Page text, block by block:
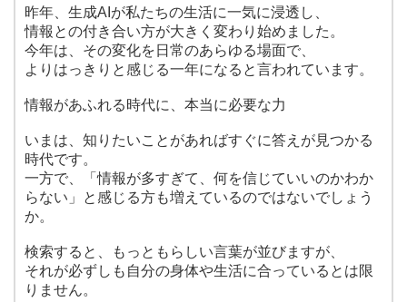
昨年、生成AIが私たちの生活に一気に浸透し、
情報との付き合い方が大きく変わり始めました。
今年は、その変化を日常のあらゆる場面で、
よりはっきりと感じる一年になると言われています。
情報があふれる時代に、本当に必要な力
いまは、知りたいことがあればすぐに答えが見つかる
時代です。
一方で、「情報が多すぎて、何を信じていいのかわか
らない」と感じる方も増えているのではないでしょう
か。
検索すると、もっともらしい言葉が並びますが、
それが必ずしも自分の身体や生活に合っているとは限
りません。